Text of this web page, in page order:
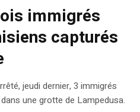
immigrés
capturés
jeudi dernier, 3 immigrés
une grotte de Lampedusa.